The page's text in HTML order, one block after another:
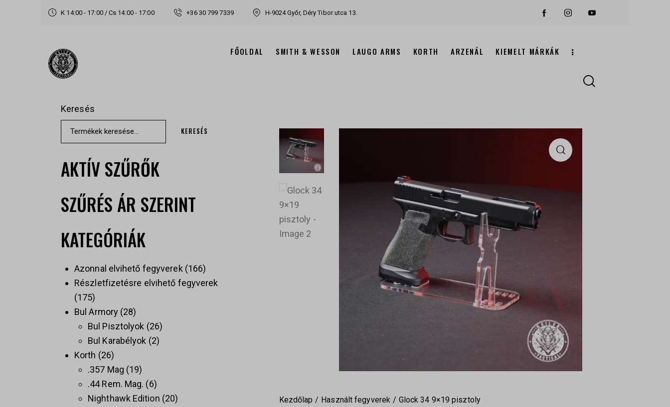
K 14:00 - 17:00 / Cs 14:00 - 17:00 +36 30 799 7339 H-9024 Győr, Déry Tibor utca 13.
FŐOLDAL SMITH & WESSON LAUGO ARMS KORTH ARZENÁL KIEMELT MÁRKÁK
Kezdőlap Használt fegyverek Glock 34 9×19 pisztoly
Keresés
KERESÉS
AKTÍV SZŰRŐK
SZŰRÉS ÁR SZERINT
KATEGÓRIÁK
Azonnal elvihető fegyverek 166
Részletfizetésre elvihető fegyverek
175
Bul Armory 28
Bul Pisztolyok 26
Bul Karabélyok 2
Korth 26
.357 Mag 19
.44 Rem. Mag.
6
Nighthawk Edition 20